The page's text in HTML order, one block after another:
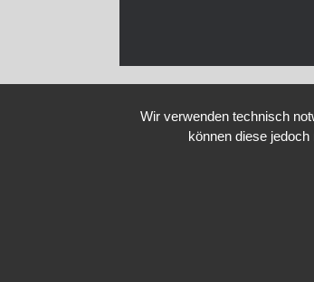
Wir verwenden technisch
können diese